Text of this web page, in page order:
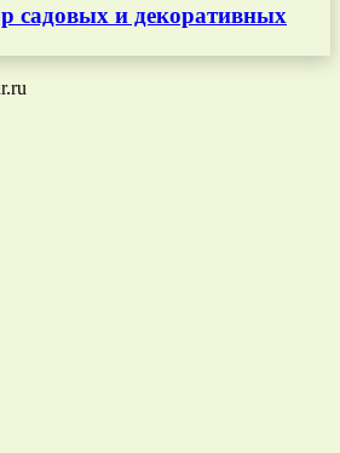
садовых и декоративных